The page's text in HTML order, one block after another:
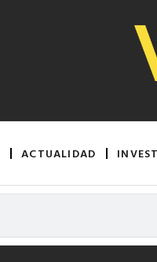
ACTUALIDAD